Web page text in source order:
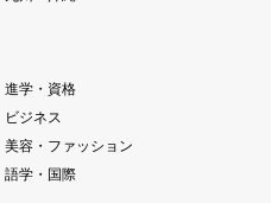
進学・資格
ビジネス
美容・ファッション
語学・国際